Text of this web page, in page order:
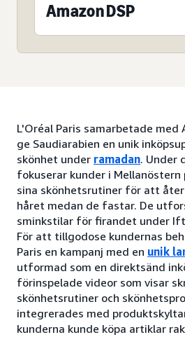
Amazon DSP
L'Oréal Paris samarbetade
ge Saudiarabien en unik
skönhet under ramadan. Under
fokuserar kunder i
sina skönhetsrutiner för att
håret medan de fastar. De
sminkstilar för firandet under
För att tillgodose kundernas
Paris en kampanj med en unik
utformad som en direktsänd
förinspelade videor som visar
skönhetsrutiner och
integrerades med
kunderna kunde köpa artiklar